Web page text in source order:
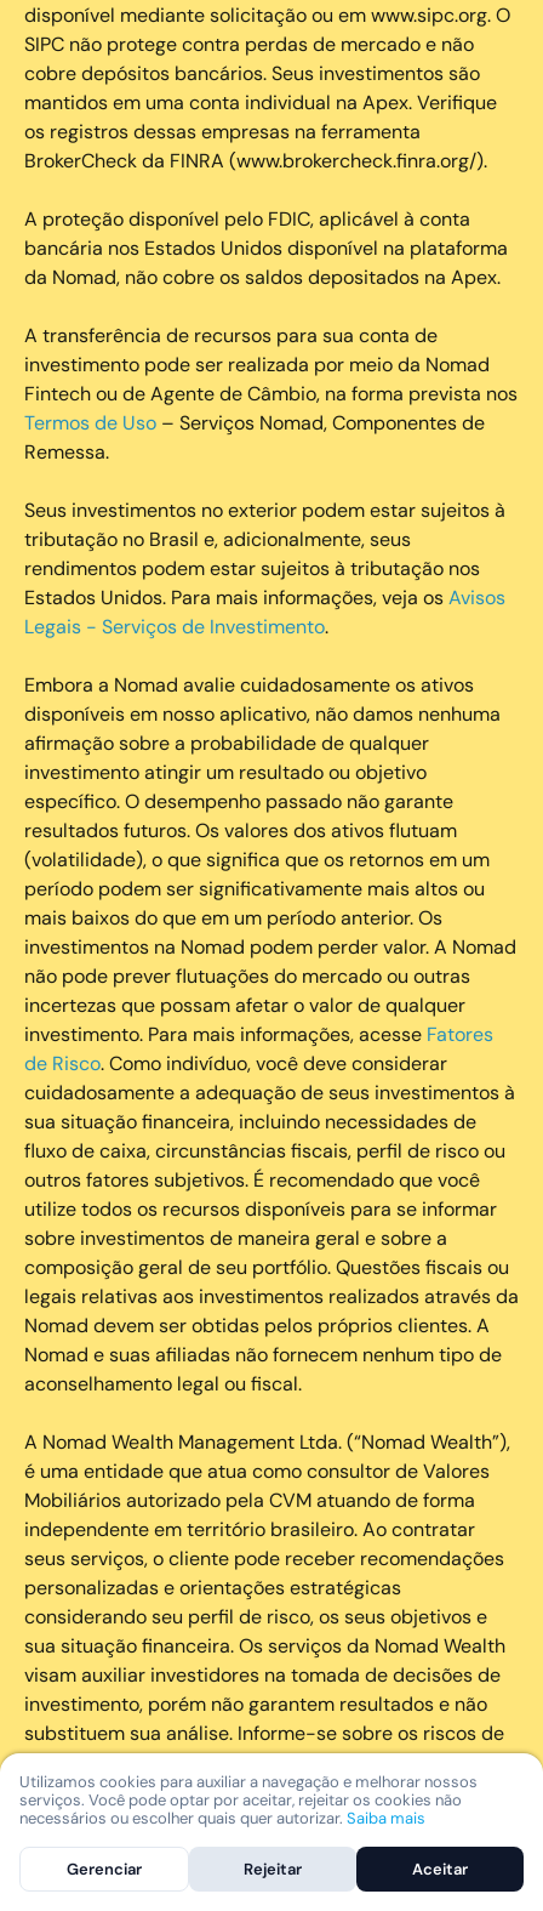
disponível mediante solicitação ou em www.sipc.org. O
SIPC não protege contra perdas de mercado e não
cobre depósitos bancários. Seus investimentos são
mantidos em uma conta individual na Apex. Verifique
os registros dessas empresas na ferramenta
BrokerCheck da FINRA (www.brokercheck.finra.org/).
A proteção disponível pelo FDIC, aplicável à conta
bancária nos Estados Unidos disponível na plataforma
da Nomad, não cobre os saldos depositados na Apex.
A transferência de recursos para sua conta de
investimento pode ser realizada por meio da Nomad
Fintech ou de Agente de Câmbio, na forma prevista nos
Termos de Uso – Serviços Nomad, Componentes de
Remessa.
Seus investimentos no exterior podem estar sujeitos à
tributação no Brasil e, adicionalmente, seus
rendimentos podem estar sujeitos à tributação nos
Estados Unidos. Para mais informações, veja osAvisos
Legais - Serviços de Investimento.
Embora a Nomad avalie cuidadosamente os ativos
disponíveis em nosso aplicativo, não damos nenhuma
afirmação sobre a probabilidade de qualquer
investimento atingir um resultado ou objetivo
específico. O desempenho passado não garante
resultados futuros. Os valores dos ativos flutuam
(volatilidade), o que significa que os retornos em um
período podem ser significativamente mais altos ou
mais baixos do que em um período anterior. Os
investimentos na Nomad podem perder valor. A Nomad
não pode prever flutuações do mercado ou outras
incertezas que possam afetar o valor de qualquer
investimento. Para mais informações, acesse Fatores
de Risco. Como indivíduo, você deve considerar
cuidadosamente a adequação de seus investimentos à
sua situação financeira, incluindo necessidades de
fluxo de caixa, circunstâncias fiscais, perfil de risco ou
outros fatores subjetivos. É recomendado que você
utilize todos os recursos disponíveis para se informar
sobre investimentos de maneira geral e sobre a
composição geral de seu portfólio. Questões fiscais ou
legais relativas aos investimentos realizados através da
Nomad devem ser obtidas pelos próprios clientes. A
Nomad e suas afiliadas não fornecem nenhum tipo de
aconselhamento legal ou fiscal.
A Nomad Wealth Management Ltda. (“Nomad Wealth”),
é uma entidade que atua como consultor de Valores
Mobiliários autorizado pela CVM atuando de forma
independente em território brasileiro. Ao contratar
seus serviços, o cliente pode receber recomendações
personalizadas e orientações estratégicas
considerando seu perfil de risco, os seus objetivos e
sua situação financeira. Os serviços da Nomad Wealth
visam auxiliar investidores na tomada de decisões de
investimento, porém não garantem resultados e não
substituem sua análise. Informe-se sobre os riscos de
cada investimento e invista com responsabilidade.
As marcas registradas, logotipos e marcas de serviço
que aparecem nos Serviços, incluindo, mas não se
limitando à marca registrada “Nomad” são marcas
Utilizamos cookies para auxiliar a navegação e melhorar nossos
serviços. Você pode optar por aceitar, rejeitar os cookies não
necessários ou escolher quais quer autorizar. Saiba mais
Gerenciar Rejeitar Aceitar